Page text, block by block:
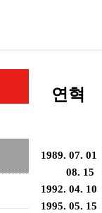
연혁
1989. 07. 01
08. 15
1992. 04. 10
1995. 05. 15